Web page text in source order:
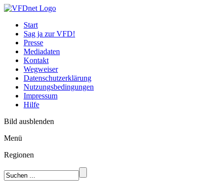
Start
Sag ja zur VFD!
Presse
Mediadaten
Kontakt
Wegweiser
Datenschutzerklärung
Nutzungsbedingungen
Impressum
Hilfe
Bild ausblenden
Menü
Regionen